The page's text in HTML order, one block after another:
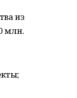
из
млн.